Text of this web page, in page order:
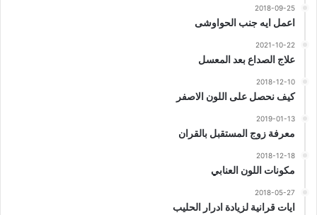
2018-09-25
اعمل ايه جنب الحواوشى
2021-10-22
علاج الصداع بعد المعسل
2018-12-10
كيف نحصل على اللون الاصفر
2019-01-13
معرفة زوج المستقبل بالقران
2018-12-18
مكونات اللون العنابي
2018-05-27
ايات قرانية لزيادة ادرار الحليب